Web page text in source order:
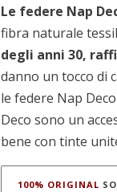
Le federe Nap
fibra naturale
degli anni 30,
danno un tocco di
le federe Nap
Deco sono un
bene con tinte
100% ORIGINAL